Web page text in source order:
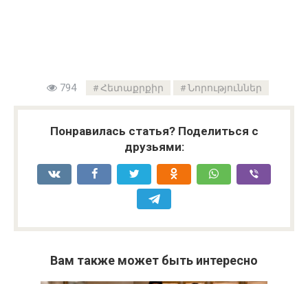
794 Հետաքրքիր Նորություններ
Понравилась статья? Поделиться с
друзьями:
Вам также может быть интересно